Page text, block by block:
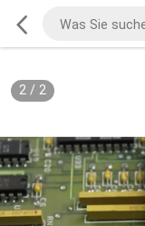
2/ 2